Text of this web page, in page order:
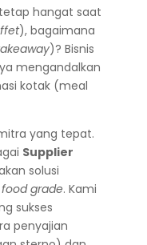
hangat saat
), bagaimana
)? Bisnis
mengandalkan
kotak (meal
yang tepat.
Supplier
solusi
food grade. Kami
sukses
penyajian